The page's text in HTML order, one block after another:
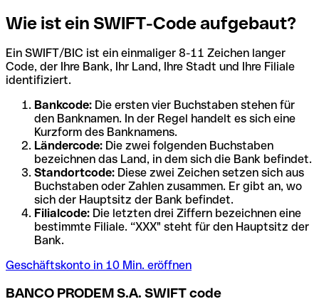
Wie ist ein SWIFT-Code aufgebaut?
Ein SWIFT/BIC ist ein einmaliger 8-11 Zeichen langer
Code, der Ihre Bank, Ihr Land, Ihre Stadt und Ihre Filiale
identifiziert.
Bankcode: Die ersten vier Buchstaben stehen für
den Banknamen. In der Regel handelt es sich eine
Kurzform des Banknamens.
Ländercode: Die zwei folgenden Buchstaben
bezeichnen das Land, in dem sich die Bank befindet.
Standortcode: Diese zwei Zeichen setzen sich aus
Buchstaben oder Zahlen zusammen. Er gibt an, wo
sich der Hauptsitz der Bank befindet.
Filialcode: Die letzten drei Ziffern bezeichnen eine
bestimmte Filiale. “XXX" steht für den Hauptsitz der
Bank.
Geschäftskonto in 10 Min. eröffnen
BANCO PRODEM S.A. SWIFT code